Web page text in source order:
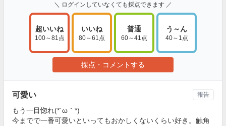
＼ ログインしていなくても採点できます ／
超いいね
100～81点
いいね
80～61点
普通
60～41点
う～ん
40～1点
採点・コメントする
可愛い
もう一目惚れ(*´ω｀*)
今までで一番可愛いといってもおかしくないくらい好き。触角
報告